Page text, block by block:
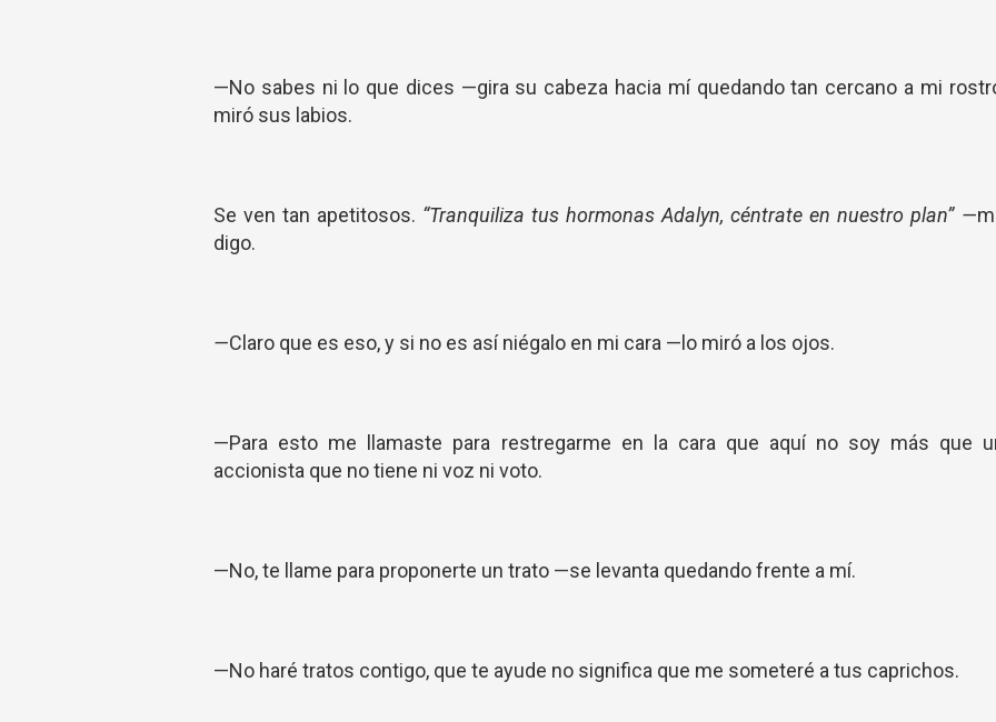
—No sabes ni lo que dices —gira su cabeza hacia mí quedando tan cercano a mi
miró sus labios.
Se ven tan apetitosos. “Tranquiliza tus hormonas Adalyn, céntrate en nuestro plan” —
digo.
—Claro que es eso, y si no es así niégalo en mi cara —lo miró a los ojos.
—Para esto me llamaste para restregarme en la cara que aquí no soy más que
accionista que no tiene ni voz ni voto.
—No, te llame para proponerte un trato —se levanta quedando frente a mí.
—No haré tratos contigo, que te ayude no significa que me someteré a tus caprichos.